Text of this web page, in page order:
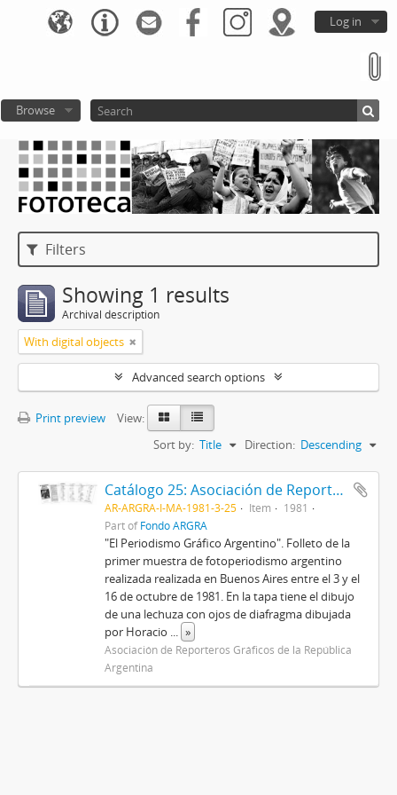
Log in
Browse
Filters
Showing 1 results
Archival description
With digital objects
Advanced search options
Print preview
View:
Sort by: Title Direction: Descending
Catálogo 25: Asociación de Reporteros Gráficos de la República Argentina
AR-ARGRA-I-MA-1981-3-25 Item
1981
Part ofFondo ARGRA
"El Periodismo Gráfico Argentino". Folleto de la
primer muestra de fotoperiodismo argentino
realizada realizada en Buenos Aires entre el 3 y el
16 de octubre de 1981. En la tapa tiene el dibujo
de una lechuza con ojos de diafragma dibujada
por Horacio ... »
Asociación de Reporteros Gráficos de la República
Argentina